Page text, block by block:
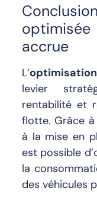
accrue
L’
levier
rentabilité et
flotte. Grâce à
à la mise en
est possible
la
des véhicules